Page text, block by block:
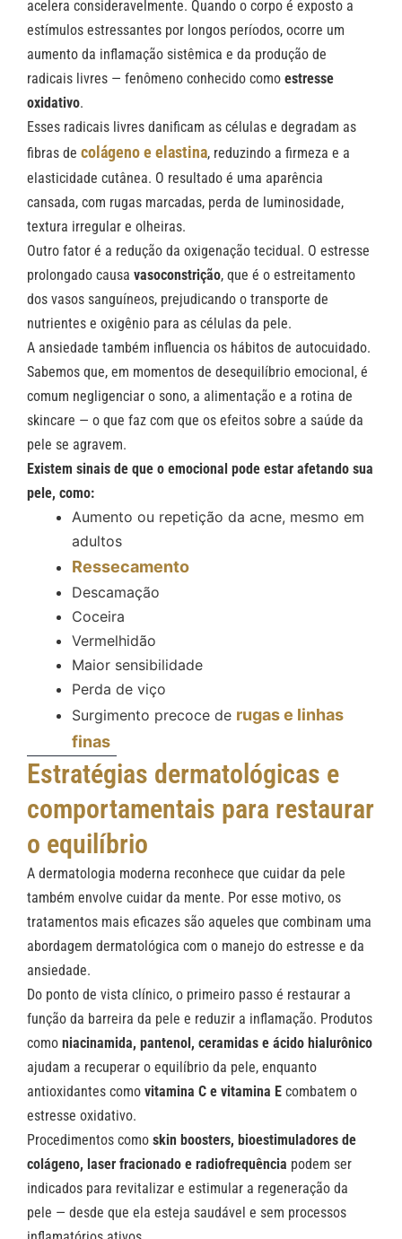
acelera consideravelmente. Quando o corpo é exposto a
estímulos estressantes por longos períodos, ocorre um
aumento da inflamação sistêmica e da produção de
radicais livres — fenômeno conhecido como estresse
oxidativo.
Esses radicais livres danificam as células e degradam as
fibras de colágeno e elastina, reduzindo a firmeza e a
elasticidade cutânea. O resultado é uma aparência
cansada, com rugas marcadas, perda de luminosidade,
textura irregular e olheiras.
Outro fator é a redução da oxigenação tecidual. O estresse
prolongado causa vasoconstrição, que é o estreitamento
dos vasos sanguíneos, prejudicando o transporte de
nutrientes e oxigênio para as células da pele.
A ansiedade também influencia os hábitos de autocuidado.
Sabemos que, em momentos de desequilíbrio emocional, é
comum negligenciar o sono, a alimentação e a rotina de
skincare — o que faz com que os efeitos sobre a saúde da
pele se agravem.
Existem sinais de que o emocional pode estar afetando sua
pele, como:
Aumento ou repetição da acne, mesmo em
adultos
Ressecamento
Descamação
Coceira
Vermelhidão
Maior sensibilidade
Perda de viço
Surgimento precoce de rugas e linhas
finas
Estratégias dermatológicas e
comportamentais para restaurar
o equilíbrio
A dermatologia moderna reconhece que cuidar da pele
também envolve cuidar da mente. Por esse motivo, os
tratamentos mais eficazes são aqueles que combinam uma
abordagem dermatológica com o manejo do estresse e da
ansiedade.
Do ponto de vista clínico, o primeiro passo é restaurar a
função da barreira da pele e reduzir a inflamação. Produtos
como niacinamida, pantenol, ceramidas e ácido hialurônico
ajudam a recuperar o equilíbrio da pele, enquanto
antioxidantes como vitamina C e vitamina E combatem o
estresse oxidativo.
Procedimentos como skin boosters, bioestimuladores de
colágeno, laser fracionado e radiofrequência podem ser
indicados para revitalizar e estimular a regeneração da
pele — desde que ela esteja saudável e sem processos